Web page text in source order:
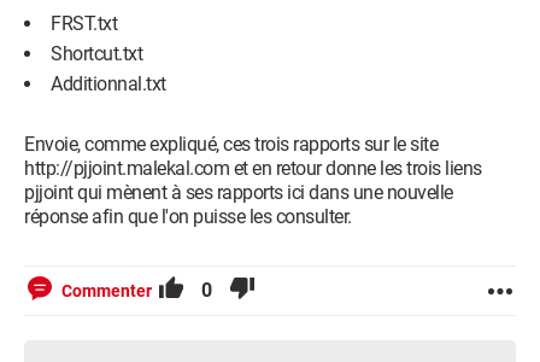
FRST.txt
Shortcut.txt
Additionnal.txt
Envoie, comme expliqué, ces trois rapports sur le site
http://pjjoint.malekal.com et en retour donne les trois liens
pjjoint qui mènent à ses rapports ici dans une nouvelle
réponse afin que l'on puisse les consulter.
Commenter 0